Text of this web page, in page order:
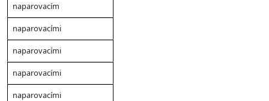
naparovacím
naparovacími
naparovacími
naparovacími
naparovacími